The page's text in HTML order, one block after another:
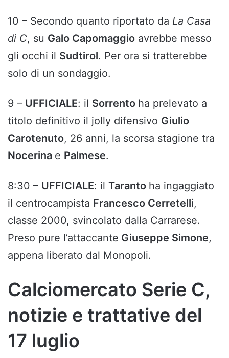
10 – Secondo quanto riportato da La Casa
di C, su Galo Capomaggio avrebbe messo
gli occhi il Sudtirol. Per ora si tratterebbe
solo di un sondaggio.
9 – UFFICIALE: il Sorrento ha prelevato a
titolo definitivo il jolly difensivo Giulio
Carotenuto, 26 anni, la scorsa stagione tra
Nocerina e Palmese.
8:30 – UFFICIALE: il Taranto ha ingaggiato
il centrocampista Francesco Cerretelli,
classe 2000, svincolato dalla Carrarese.
Preso pure l’attaccante Giuseppe Simone,
appena liberato dal Monopoli.
Calciomercato Serie C,
notizie e trattative del
17 luglio